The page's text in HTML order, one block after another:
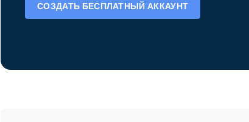
СОЗДАТЬ БЕСПЛАТНЫЙ АККАУНТ